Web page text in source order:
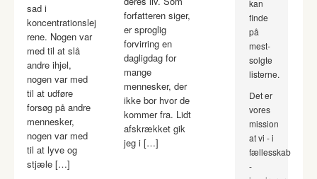
sad i
koncentrationslej
rene. Nogen var
med til at slå
andre ihjel,
nogen var med
til at udføre
forsøg på andre
mennesker,
nogen var med
til at lyve og
stjæle […]
forfatteren siger,
er sproglig
forvirring en
dagligdag for
mange
mennesker, der
ikke bor hvor de
kommer fra. Lidt
afskrækket gik
jeg i […]
kan
finde
på
mest-
solgte
listerne.
Det er
vores
mission
at vi - i
fællesskab
-